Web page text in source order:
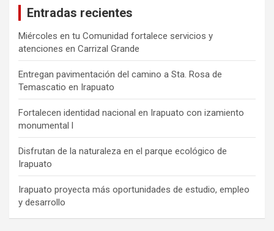
Entradas recientes
Miércoles en tu Comunidad fortalece servicios y
atenciones en Carrizal Grande
Entregan pavimentación del camino a Sta. Rosa de
Temascatio en Irapuato
Fortalecen identidad nacional en Irapuato con izamiento
monumental l
Disfrutan de la naturaleza en el parque ecológico de
Irapuato
Irapuato proyecta más oportunidades de estudio, empleo
y desarrollo